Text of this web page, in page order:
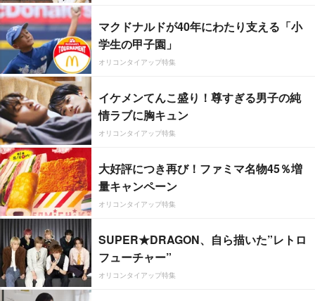
マクドナルドが40年にわたり支える「小
学生の甲子園」
オリコンタイアップ特集
イケメンてんこ盛り！尊すぎる男子の純
情ラブに胸キュン
オリコンタイアップ特集
大好評につき再び！ファミマ名物45％増
量キャンペーン
オリコンタイアップ特集
SUPER★DRAGON、自ら描いた”レトロ
フューチャー”
オリコンタイアップ特集